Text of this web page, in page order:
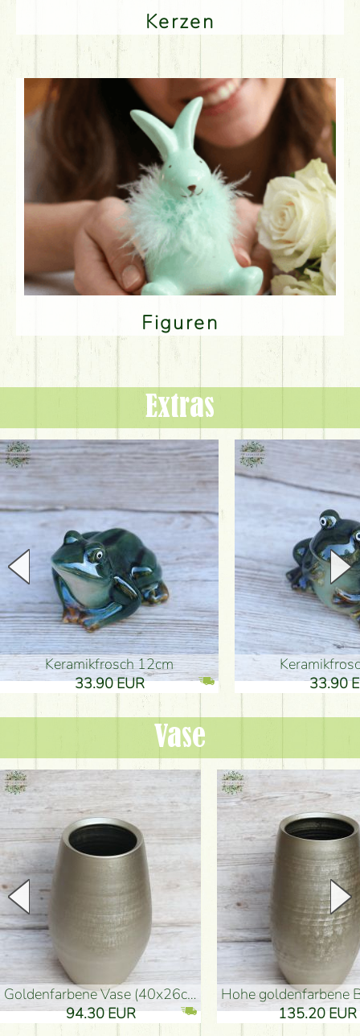
Kerzen
Figuren
Extras
Keramikfrosch 12cm
33.90 EUR
33.90
Vase
goldenfarbene Vase (40x26cm)
94.30 EUR
hohe goldenfarbene
135.20 EUR